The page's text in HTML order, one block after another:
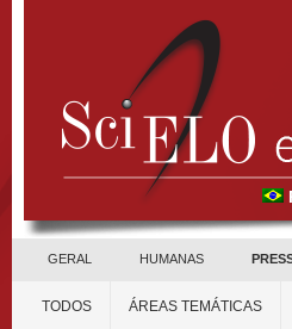
GERAL HUMANAS
TODOS ÁREAS TEMÁTICAS